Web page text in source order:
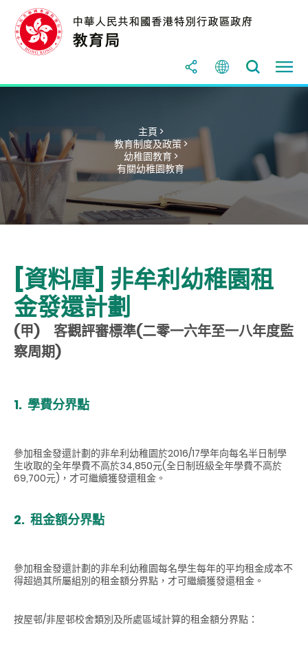
主頁 >
教育制度及政策 >
幼稚園教育 >
有關幼稚園教育
[資料庫] 非牟利幼稚園租
金發還計劃
(甲) 客觀評審標準(二零一六年至一八年度監
察周期)
1. 學費分界點
參加租金發還計劃的非牟利幼稚園於2016/17學年向每名半日制學
生收取的全年學費不高於34,850元(全日制班級全年學費不高於
69,700元)，才可繼續獲發還租金。
2. 租金額分界點
參加租金發還計劃的非牟利幼稚園每名學生每年的平均租金成本不
得超過其所屬組別的租金額分界點，才可繼續獲發還租金。
按屋邨/非屋邨校舍類別及所處區域計算的租金額分界點：